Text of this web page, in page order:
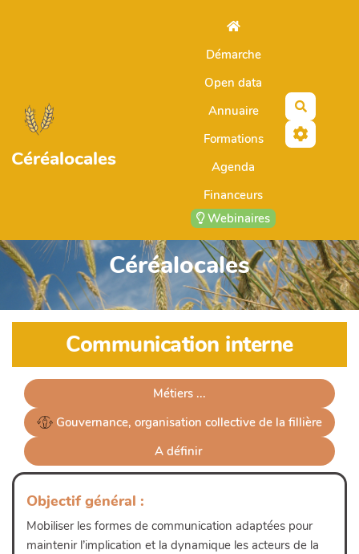
Céréalocales
Démarche
Open data
Annuaire
Formations
Agenda
Financeurs
Webinaires
Céréalocales
Communication interne
Métiers ...
Gouvernance, organisation collective de la fillière
A définir
Objectif général :
Mobiliser les formes de communication adaptées pour
maintenir l’implication et la dynamique les acteurs de la